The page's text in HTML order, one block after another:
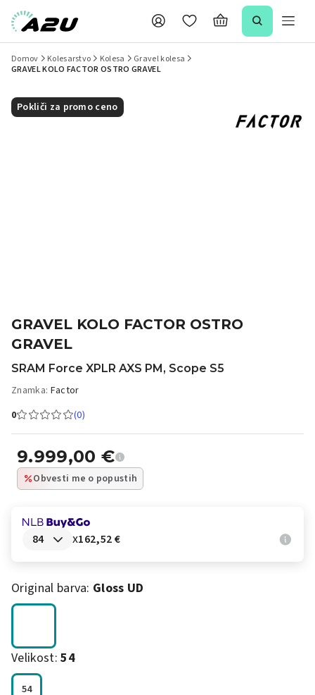
Domov Kolesarstvo Kolesa
Gravel kolesa
GRAVEL KOLO FACTOR OSTRO GRAVEL
Pokliči za promo ceno
GRAVEL KOLO FACTOR OSTRO
GRAVEL
SRAM Force XPLR AXS PM, Scope S5
Znamka: Factor
0
(0)
9.999,00 €
Obvesti me o popustih
x162,52 €
Original barva: Gloss UD
Velikost:54
54